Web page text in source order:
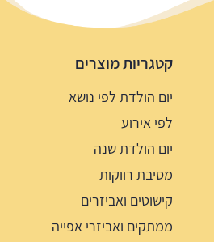
קטגריות מוצרים
יום הולדת לפי נושא
לפי אירוע
יום הולדת שנה
מסיבת רווקות
קישוטים ואביזרים
ממתקים ואביזרי אפייה